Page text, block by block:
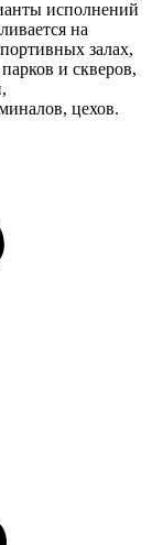
исполнений
на
залах,
и скверов,
цехов.